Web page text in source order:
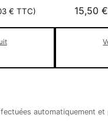
€ TTC) 15,50€
automatiquement et